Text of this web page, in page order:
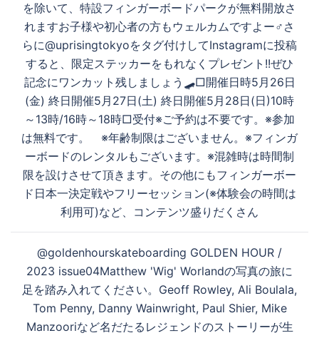
再
生
す
る
ゲ
ー
シ
ョ
ン
を除いて、特設フィンガーボードパークが無料開放さ
れますお子様や初心者の方もウェルカムですよー‍♂️さ
らに️@uprisingtokyoをタグ付けしてInstagramに投稿
すると、限定ステッカーをもれなくプレゼント!!ぜひ
記念にワンカット残しましょう🛹️‍□開催日時5月26日
(金) 終日開催5月27日(土) 終日開催5月28日(日)10時
～13時/16時～18時□受付※ご予約は不要です。※参加
は無料です。 ※年齢制限はございません。※フィンガ
ーボードのレンタルもございます。※混雑時は時間制
限を設けさせて頂きます。その他にもフィンガーボー
ド日本一決定戦やフリーセッション(※体験会の時間は
利用可)など、コンテンツ盛りだくさん
@goldenhourskateboarding GOLDEN HOUR /
2023 issue04Matthew 'Wig' Worlandの写真の旅に
足を踏み入れてください。Geoff Rowley, Ali Boulala,
Tom Penny, Danny Wainwright, Paul Shier, Mike
Manzooriなど名だたるレジェンドのストーリーが生